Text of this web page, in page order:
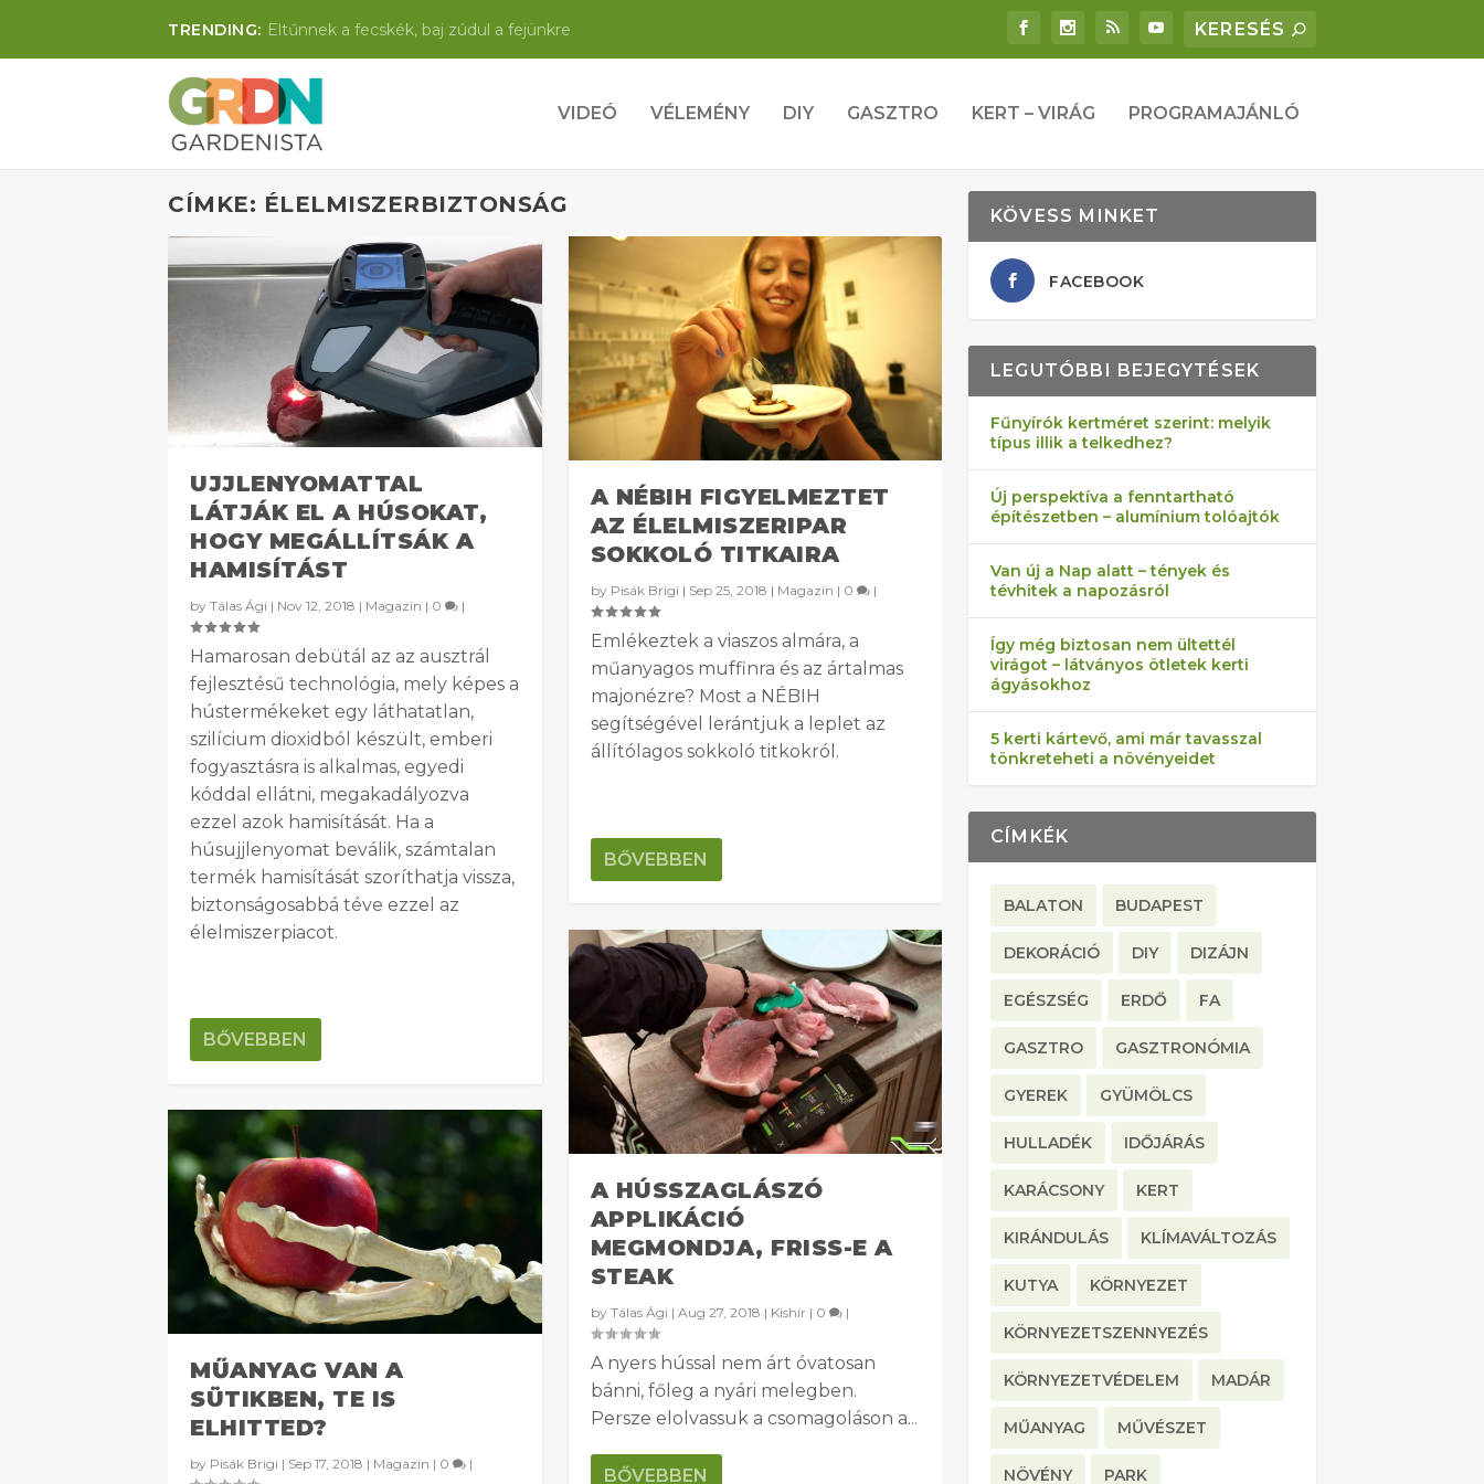
TRENDING: Eltűnnek a fecskék, baj zúdul a fejünkre
VIDEÓ VÉLEMÉNY DIY GASZTRO KERT – VIRÁG PROGRAMAJÁNLÓ
CÍMKE: ÉLELMISZERBIZTONSÁG
UJJLENYOMATTAL
LÁTJÁK EL A HÚSOKAT,
HOGY MEGÁLLÍTSÁK A
HAMISÍTÁST
by Tálas Ági | Nov 12, 2018 | Magazin | 0 |
Hamarosan debütál az az ausztrál
fejlesztésű technológia, mely képes a
hústermékeket egy láthatatlan,
szilícium dioxidból készült, emberi
fogyasztásra is alkalmas, egyedi
kóddal ellátni, megakadályozva
ezzel azok hamisítását. Ha a
húsujjlenyomat beválik, számtalan
termék hamisítását szoríthatja vissza,
biztonságosabbá téve ezzel az
élelmiszerpiacot.
BŐVEBBEN
MŰANYAG VAN A
SÜTIKBEN, TE IS
ELHITTED?
by Pisák Brigi | Sep 17, 2018 | Magazin | 0 |
A NÉBIH FIGYELMEZTET
AZ ÉLELMISZERIPAR
SOKKOLÓ TITKAIRA
by Pisák Brigi | Sep 25, 2018 | Magazin | 0 |
Emlékeztek a viaszos almára, a
műanyagos muffinra és az ártalmas
majonézre? Most a NÉBIH
segítségével lerántjuk a leplet az
állítólagos sokkoló titkokról.
BŐVEBBEN
A HÚSSZAGLÁSZÓ
APPLIKÁCIÓ
MEGMONDJA, FRISS-E A
STEAK
by Tálas Ági | Aug 27, 2018 | Kishír| 0 |
A nyers hússal nem árt óvatosan
bánni, főleg a nyári melegben.
Persze elolvassuk a csomagoláson a...
BŐVEBBEN
KÖVESS MINKET
FACEBOOK
LEGUTÓBBI BEJEGYTÉSEK
Fűnyírók kertméret szerint: melyik
típus illik a telkedhez?
Új perspektíva a fenntartható
építészetben – alumínium tolóajtók
Van új a Nap alatt – tények és
tévhitek a napozásról
Így még biztosan nem ültettél
virágot – látványos ötletek kerti
ágyásokhoz
5 kerti kártevő, ami már tavasszal
tönkreteheti a növényeidet
CÍMKÉK
BALATON BUDAPEST
DEKORÁCIÓ DIY DIZÁJN
EGÉSZSÉG ERDŐ FA
GASZTRO GASZTRONÓMIA
GYEREK GYÜMÖLCS
HULLADÉK IDŐJÁRÁS
KARÁCSONY KERT
KIRÁNDULÁS KLÍMAVÁLTOZÁS
KUTYA KÖRNYEZET
KÖRNYEZETSZENNYEZÉS
KÖRNYEZETVÉDELEM MADÁR
MŰANYAG MŰVÉSZET
NÖVÉNY PARK